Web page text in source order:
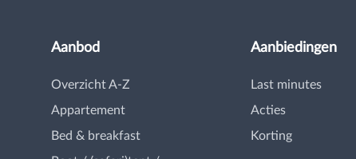
Aanbod
Overzicht A-Z
Appartement
Bed & breakfast
Aanbiedingen
Last minutes
Acties
Korting